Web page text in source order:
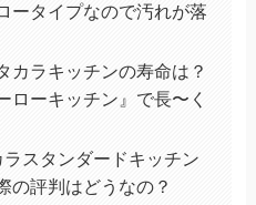
ータイプなので汚れが落
カラキッチンの寿命は？
ローキッチン』で長〜く
スタンダードキッチン
の評判はどうなの？